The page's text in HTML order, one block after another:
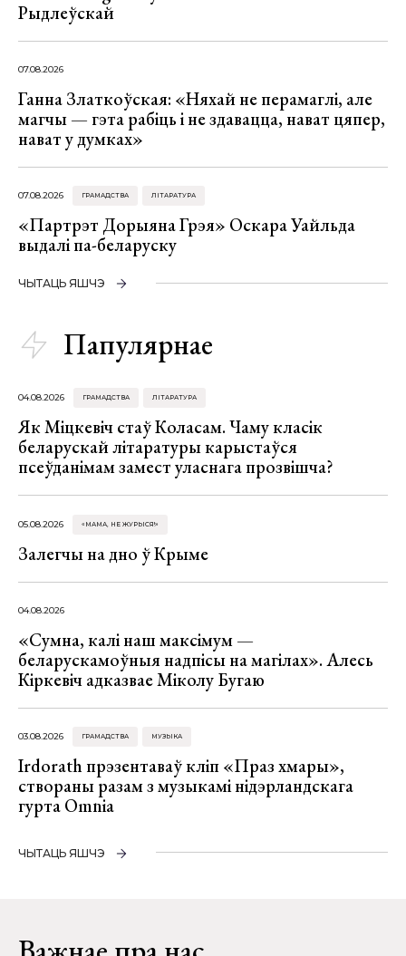
Рыдлеўскай
07.08.2026
Ганна Златкоўская: «Няхай не перамаглі, але
магчы — гэта рабіць і не здавацца, нават цяпер,
нават у думках»
07.08.2026 ГРАМАДСТВА ЛІТАРАТУРА
«Партрэт Дорыяна Грэя» Оскара Уайльда
выдалі па-беларуску
ЧЫТАЦЬ ЯШЧЭ
Папулярнае
04.08.2026 ГРАМАДСТВА ЛІТАРАТУРА
Як Міцкевіч стаў Коласам. Чаму класік
беларускай літаратуры карыстаўся
псеўданімам замест уласнага прозвішча?
05.08.2026 «МАМА, НЕ ЖУРЫСЯ!»
Залегчы на дно ў Крыме
04.08.2026
«Сумна, калі наш максімум —
беларускамоўныя надпісы на магілах». Алесь
Кіркевіч адказвае Міколу Бугаю
03.08.2026 ГРАМАДСТВА МУЗЫКА
Irdorath прэзентаваў кліп «Праз хмары»,
створаны разам з музыкамі нідэрландскага
гурта Omnia
ЧЫТАЦЬ ЯШЧЭ